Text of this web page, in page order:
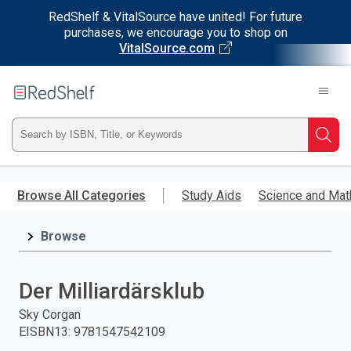
RedShelf & VitalSource have united! For future
purchases, we encourage you to shop on
VitalSource.com
main
RedShelf
Type
ISBN,
Title,
and
press
Browse All Categories Study Aids Science and
Browse
Der Milliardärsklub
Sky Corgan
EISBN13: 9781547542109